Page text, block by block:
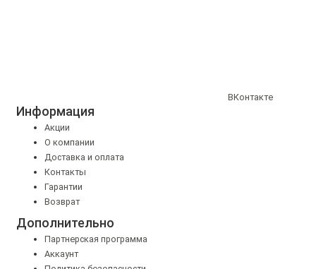
ВКонтакте
Информация
Акции
О компании
Доставка и оплата
Контакты
Гарантии
Возврат
Дополнительно
Партнерская программа
Аккаунт